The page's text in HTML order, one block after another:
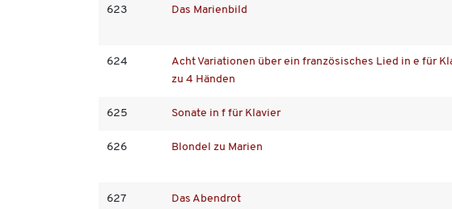
623 Das Marienbild
624
Acht Variationen über ein französisches Lied in e für
zu 4 Händen
625 Sonate in f für Klavier
626 Blondel zu Marien
627 Das Abendrot